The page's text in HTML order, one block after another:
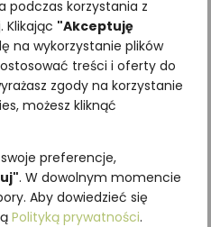
podczas korzystania z
Klikając "Akceptuję
na wykorzystanie plików
treści i oferty do
zgody na korzystanie
możesz kliknąć
preferencje,
. W dowolnym momencie
Aby dowiedzieć się
Polityką prywatności.
cena z ostatnich 30
zł
Brak danych
leśne